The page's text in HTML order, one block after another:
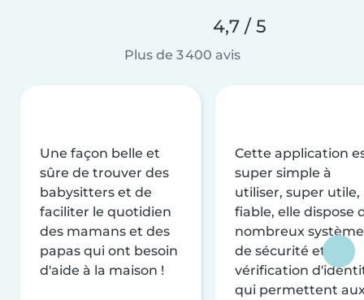
4,7 / 5
Plus de 3 400 avis
Une façon belle et
sûre de trouver des
babysitters et de
faciliter le quotidien
des mamans et des
papas qui ont besoin
d'aide à la maison !
Cette application
super simple à
utiliser, super utile,
fiable, elle dispose
nombreux
de sécurité et de
vérification
qui permettent